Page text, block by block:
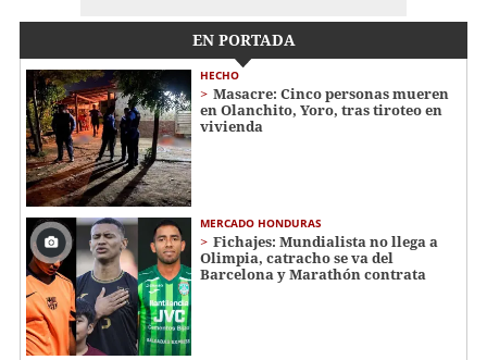
EN PORTADA
HECHO
Masacre: Cinco personas mueren
en Olanchito, Yoro, tras tiroteo en
vivienda
MERCADO HONDURAS
Fichajes: Mundialista no llega a
Olimpia, catracho se va del
Barcelona y Marathón contrata